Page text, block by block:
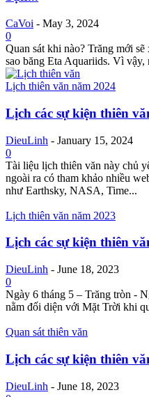
CaVoi - May 3, 2024
0
Quan sát khi nào? Trăng mới
sao băng Eta Aquariids. Vì vậy,
Lịch thiên văn năm 2024
Lịch các sự kiện thiên
DieuLinh - January 15, 2024
0
Tài liệu lịch thiên văn này chủ
ngoài ra có tham khảo nhiều
như Earthsky, NASA, Time...
Lịch thiên văn năm 2023
Lịch các sự kiện thiên
DieuLinh - June 18, 2023
0
Ngày 6 tháng 5 – Trăng tròn -
nằm đối diện với Mặt Trời khi
Quan sát thiên văn
Lịch các sự kiện thiên
DieuLinh - June 18, 2023